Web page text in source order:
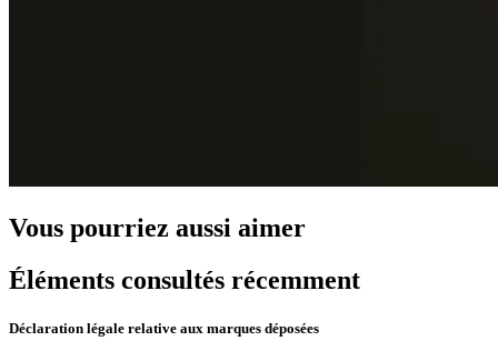
Vous pourriez aussi aimer
Éléments consultés récemment
Déclaration légale relative aux marques déposées